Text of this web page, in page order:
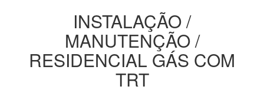
INSTALAÇÃO /
MANUTENÇÃO /
RESIDENCIAL GÁS COM
TRT